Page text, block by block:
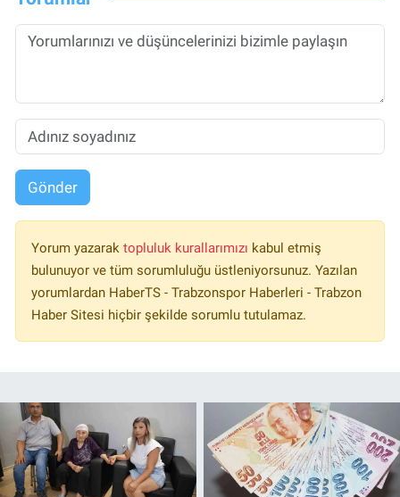
Gönder
Yorum yazarak topluluk kurallarımızı kabul etmiş
bulunuyor ve tüm sorumluluğu üstleniyorsunuz. Yazılan
yorumlardan HaberTS - Trabzonspor Haberleri - Trabzon
Haber Sitesi hiçbir şekilde sorumlu tutulamaz.